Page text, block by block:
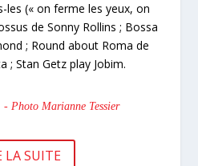
les (« on ferme les yeux, on
de Sonny Rollins ; Bossa
; Round about Roma de
; Stan Getz play Jobim.
Photo Marianne Tessier
LA SUITE